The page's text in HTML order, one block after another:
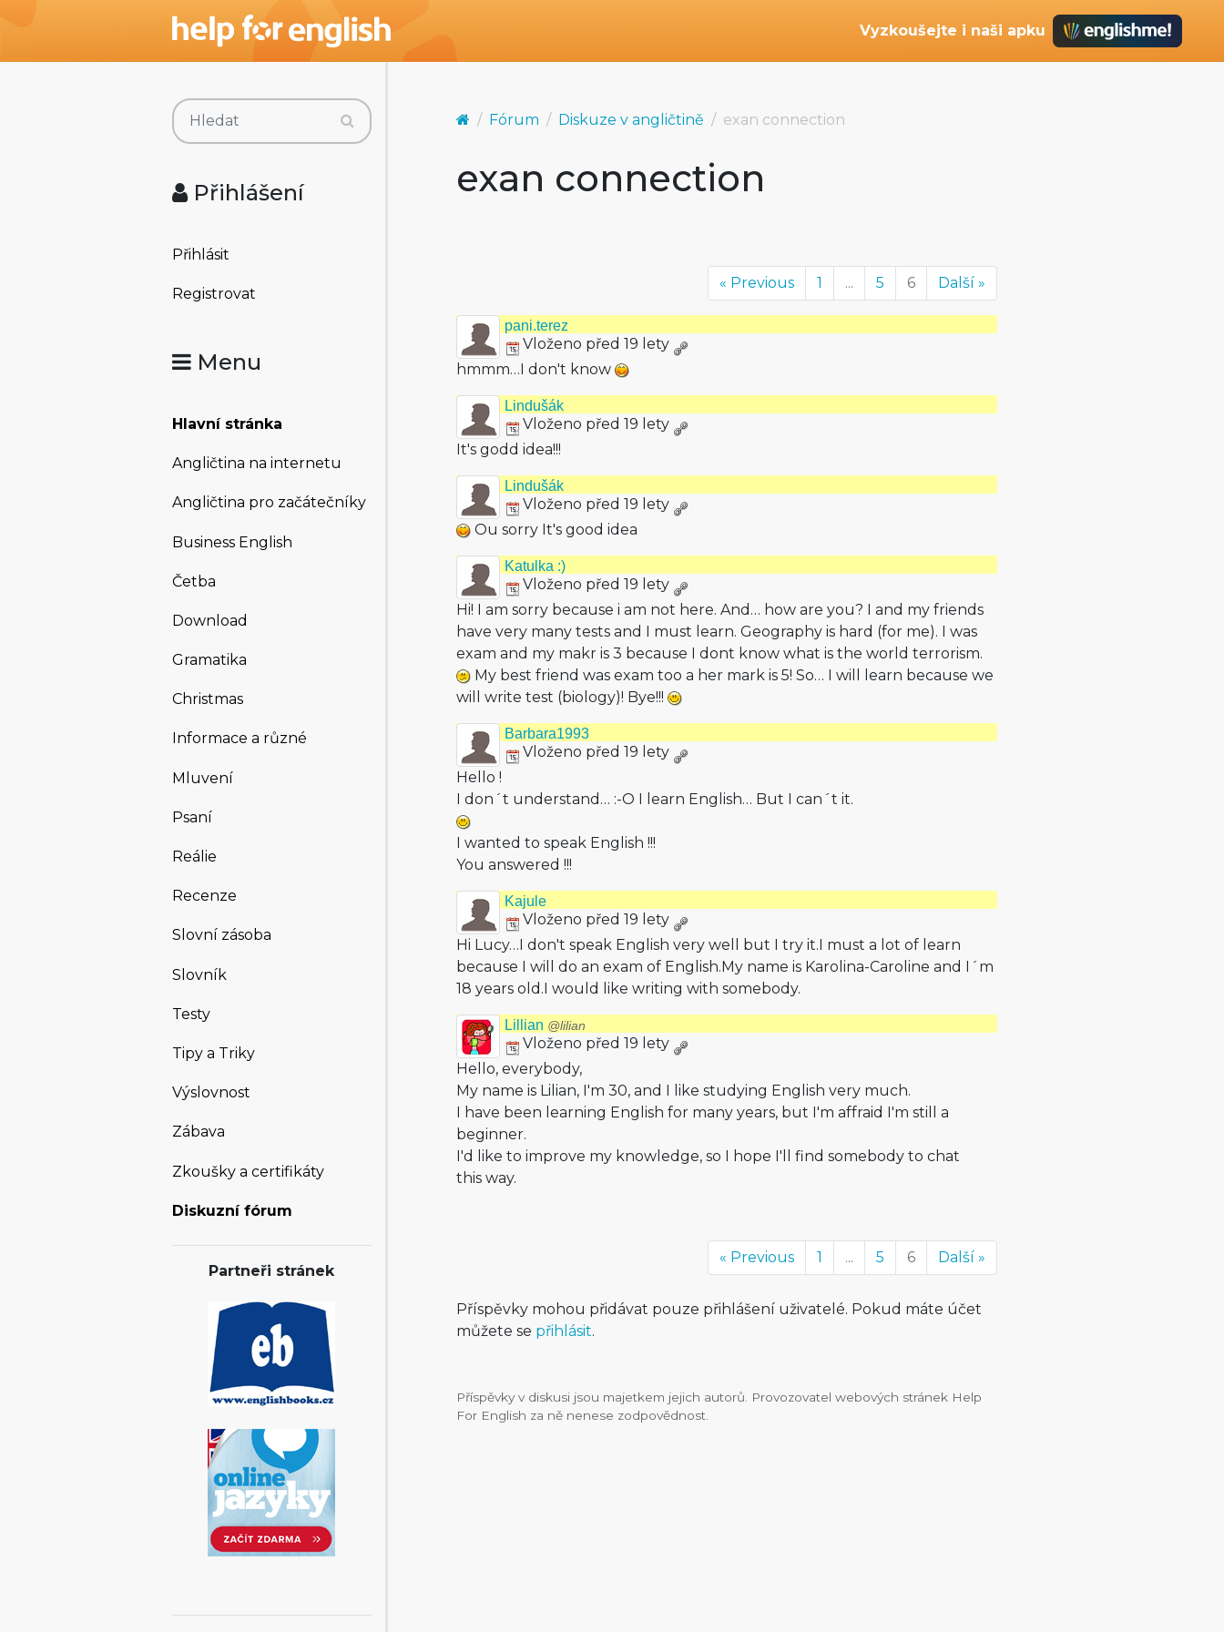
Vyzkoušejte i naši apku
Přihlášení
Přihlásit
Registrovat
Menu
Hlavní stránka
Angličtina na internetu
Angličtina pro začátečníky
Business English
Četba
Download
Gramatika
Christmas
Informace a různé
Mluvení
Psaní
Reálie
Recenze
Slovní zásoba
Slovník
Testy
Tipy a Triky
Výslovnost
Zábava
Zkoušky a certifikáty
Diskuzní fórum
Partneři stránek
Fórum Diskuze v angličtině exan connection
exan connection
« Previous 1 ... 5 6 Další »
pani.terez
Vloženo před 19 lety
hmmm…I don't know
Lindušák
Vloženo před 19 lety
It's godd idea!!!
Lindušák
Vloženo před 19 lety
Ou sorry It's good idea
Katulka :)
Vloženo před 19 lety
Hi! I am sorry because i am not here. And… how are you? I and my friends
have very many tests and I must learn. Geography is hard (for me). I was
exam and my makr is 3 because I dont know what is the world terrorism.
My best friend was exam too a her mark is 5! So… I will learn because we
will write test (biology)! Bye!!!
Barbara1993
Vloženo před 19 lety
Hello !
I don´t understand… :-O I learn English… But I can´t it.
I wanted to speak English !!!
You answered !!!
Kajule
Vloženo před 19 lety
Hi Lucy…I don't speak English very well but I try it.I must a lot of learn
because I will do an exam of English.My name is Karolina-Caroline and I´m
18 years old.I would like writing with somebody.
Lillian @lilian
Vloženo před 19 lety
Hello, everybody,
My name is Lilian, I'm 30, and I like studying English very much.
I have been learning English for many years, but I'm affraid I'm still a
beginner.
I'd like to improve my knowledge, so I hope I'll find somebody to chat
this way.
« Previous 1 ... 5 6 Další »
Příspěvky mohou přidávat pouze přihlášení uživatelé. Pokud máte účet
můžete se přihlásit.
Příspěvky v diskusi jsou majetkem jejich autorů. Provozovatel webových stránek Help
For English za ně nenese zodpovědnost.